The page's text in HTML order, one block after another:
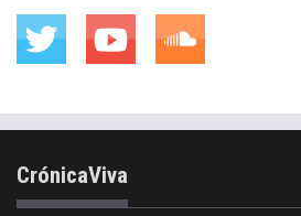
CrónicaViva